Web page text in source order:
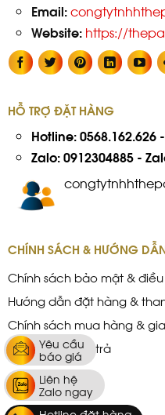
Email:
Website: https://
HỖ TRỢ ĐẶT HÀNG
Hotline:0568.162.626-
Zalo: 0912304885-
CHÍNH SÁCH & HƯỚNG
Chính sách bảo mật &
Hướng dẫn đặt hàng &
Chính sách mua hàng &
Chính sách đổi trả
Yêu cầu
báo giá
Liên hệ
Zalo ngay